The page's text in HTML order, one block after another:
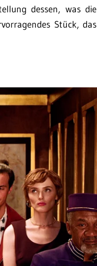
dessen, was die
Stück, das